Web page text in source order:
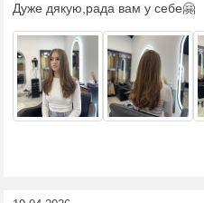
Дуже дякую,рада вам у себе🤗